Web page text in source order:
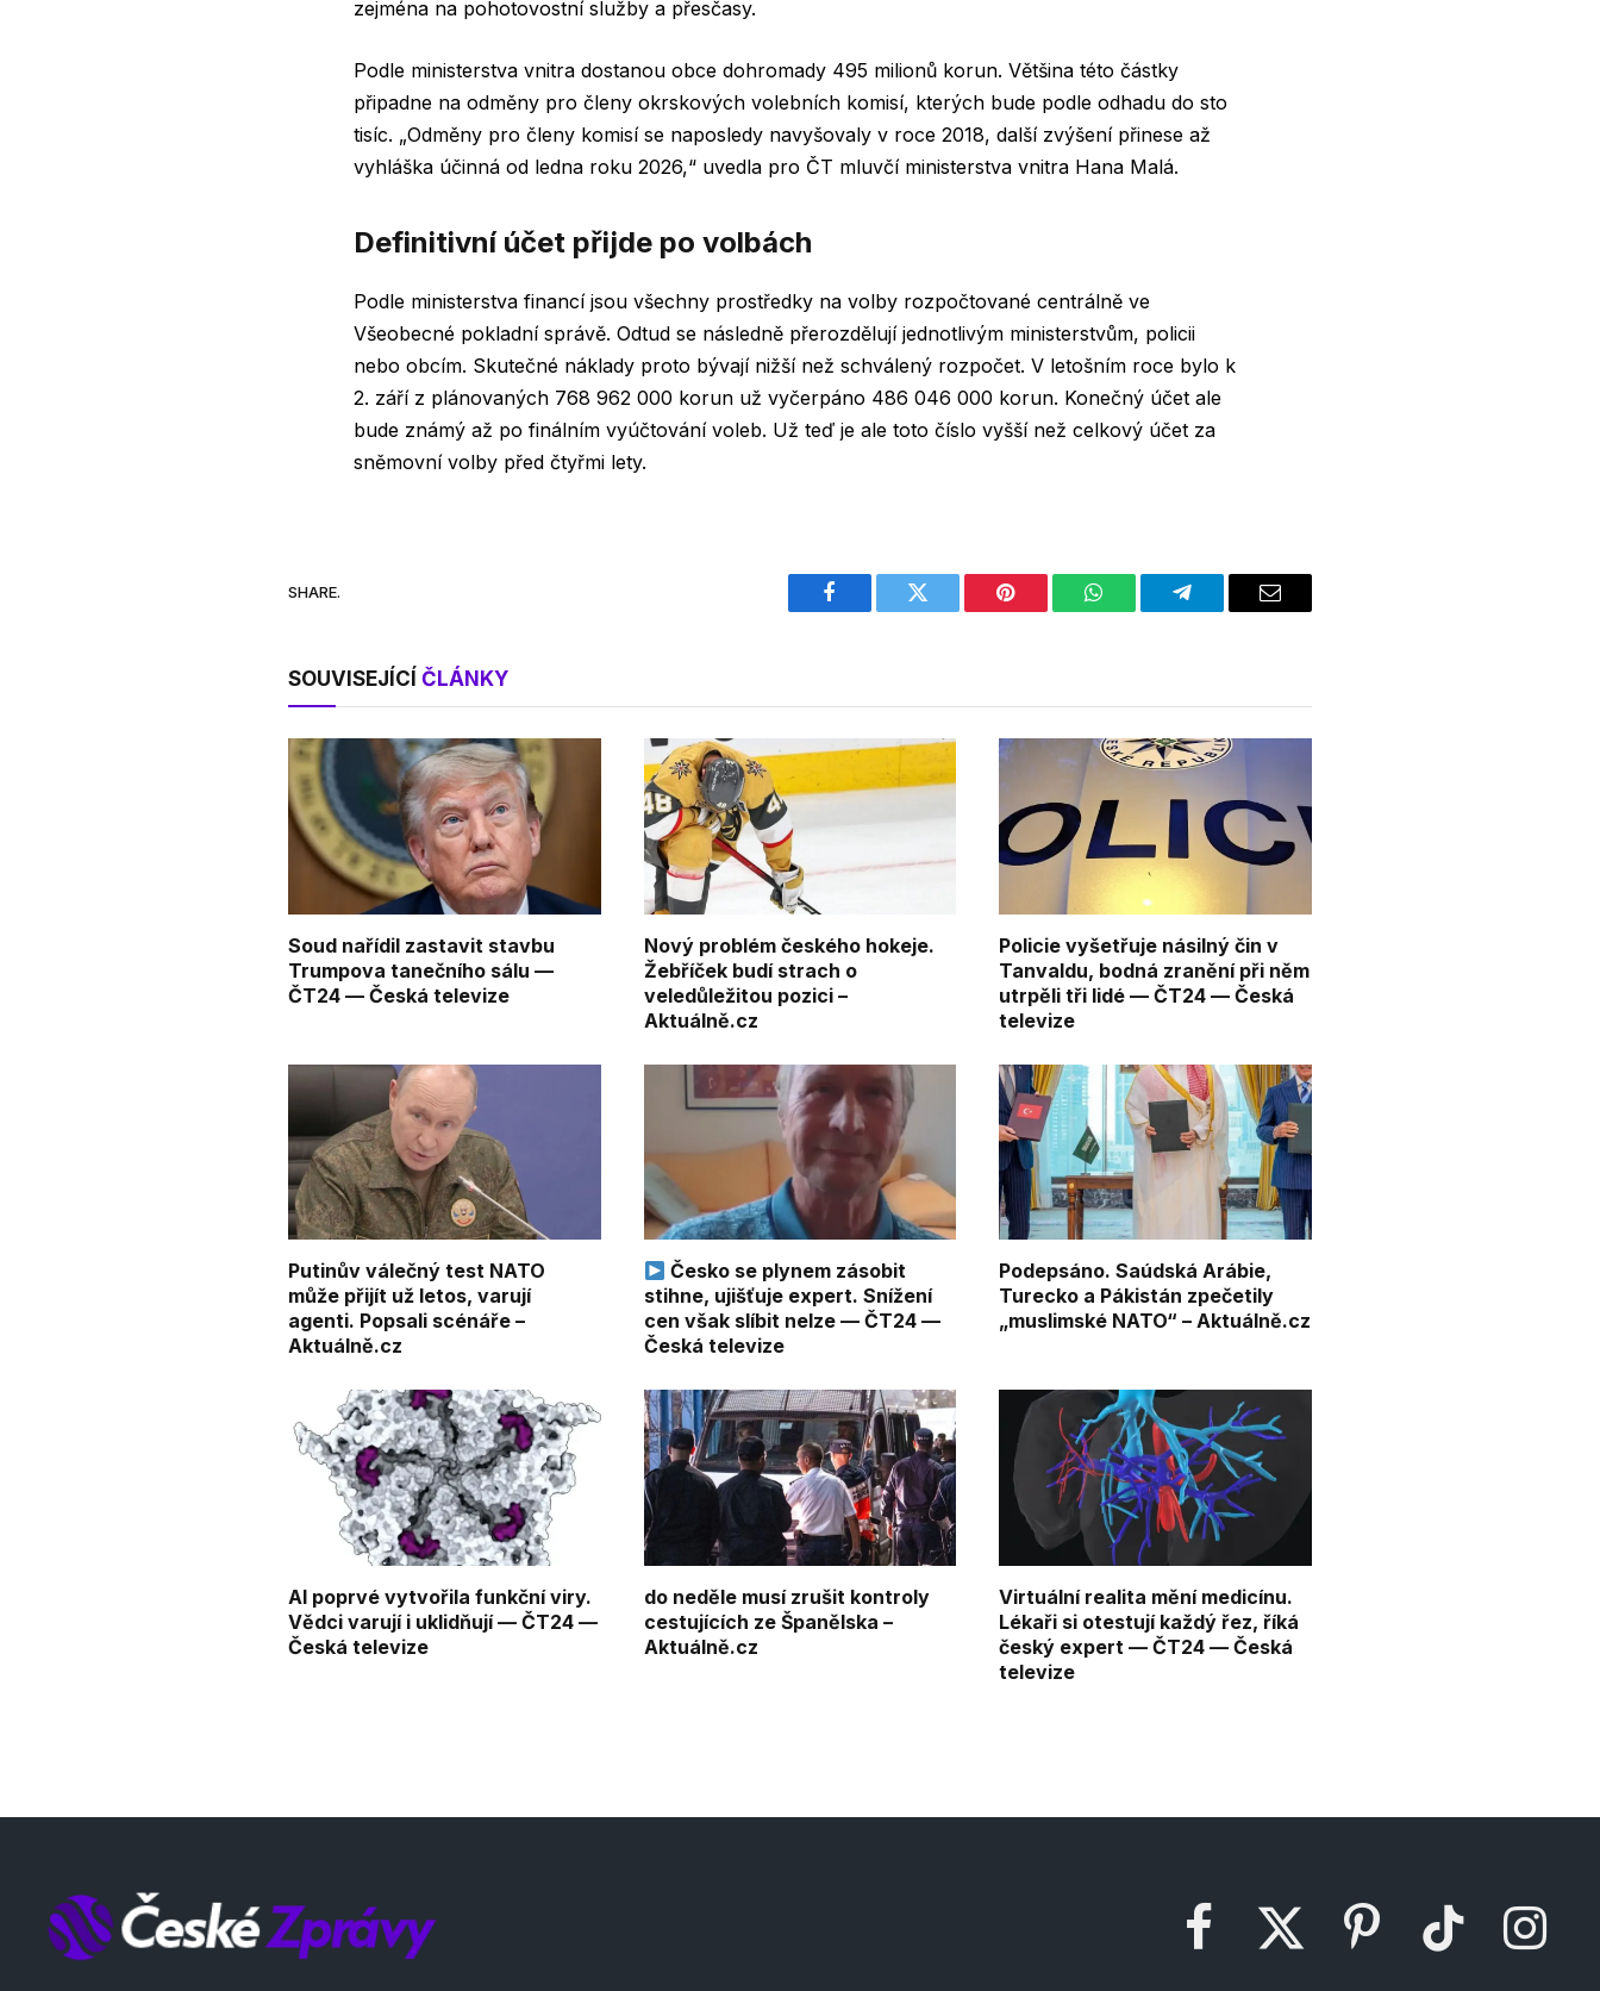
zejména na pohotovostní služby a přesčasy.
Podle ministerstva vnitra dostanou obce dohromady 495 milionů korun. Většina této částky
připadne na odměny pro členy okrskových volebních komisí, kterých bude podle odhadu do sto
tisíc. „Odměny pro členy komisí se naposledy navyšovaly v roce 2018, další zvýšení přinese až
vyhláška účinná od ledna roku 2026,“ uvedla pro ČT mluvčí ministerstva vnitra Hana Malá.
Definitivní účet přijde po volbách
Podle ministerstva financí jsou všechny prostředky na volby rozpočtované centrálně ve
Všeobecné pokladní správě. Odtud se následně přerozdělují jednotlivým ministerstvům, policii
nebo obcím. Skutečné náklady proto bývají nižší než schválený rozpočet. V letošním roce bylo k
2. září z plánovaných 768 962 000 korun už vyčerpáno 486 046 000 korun. Konečný účet ale
bude známý až po finálním vyúčtování voleb. Už teď je ale toto číslo vyšší než celkový účet za
sněmovní volby před čtyřmi lety.
SHARE.
Facebook Twitter Pinterest WhatsAppTelegram Email
SOUVISEJÍCÍČLÁNKY
Soud nařídil zastavit stavbu
Trumpova tanečního sálu —
ČT24 — Česká televize
Nový problém českého hokeje.
Žebříček budí strach o
veledůležitou pozici –
Aktuálně.cz
Policie vyšetřuje násilný čin v
Tanvaldu, bodná zranění při něm
utrpěli tři lidé — ČT24 — Česká
televize
Putinův válečný test NATO
může přijít už letos, varují
agenti. Popsali scénáře –
Aktuálně.cz
Česko se plynem zásobit
stihne, ujišťuje expert. Snížení
cen však slíbit nelze — ČT24 —
Česká televize
Podepsáno. Saúdská Arábie,
Turecko a Pákistán zpečetily
„muslimské NATO“ – Aktuálně.cz
AI poprvé vytvořila funkční viry.
Vědci varují i uklidňují — ČT24 —
Česká televize
do neděle musí zrušit kontroly
cestujících ze Španělska –
Aktuálně.cz
Virtuální realita mění medicínu.
Lékaři si otestují každý řez, říká
český expert — ČT24 — Česká
televize
FacebookX
Pinterest TikTok Instagram